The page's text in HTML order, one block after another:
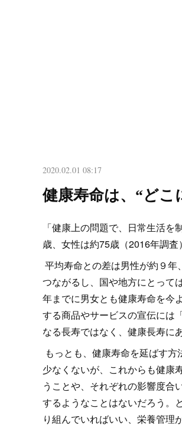
2020.02.01 08:17
健康寿命は、“どこ
「健康上の問題で、日常生活
歳、女性は約75歳（2016年調査
平均寿命との差は男性が約９
つながるし、国や地方にとって
年までに男女とも健康寿命を今
する商品やサービスの宣伝には
なる長寿ではなく、健康長寿に
もっとも、健康寿命を延ばす
少なくないが、これからも健康
うことや、それぞれの影響度合
するようなことはないだろう。
り組んでいればいい、栄養管理